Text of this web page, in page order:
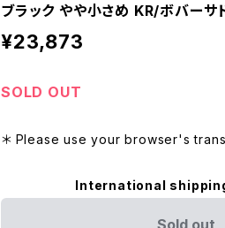
ブラック やや小さめ KR/ボバーサ
¥23,873
SOLD OUT
＊ Please use your browser's
International